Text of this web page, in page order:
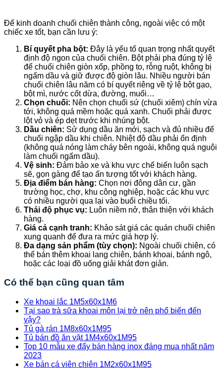
Để kinh doanh chuối chiên thành công, ngoài việc có một
chiếc xe tốt, bạn cần lưu ý:
Bí quyết pha bột: Đây là yếu tố quan trọng nhất quyết
định độ ngon của chuối chiên. Bột phải pha đúng tỷ lệ
để chuối chiên giòn xốp, phồng to, rỗng ruột, không bị
ngấm dầu và giữ được độ giòn lâu. Nhiều người bán
chuối chiên lâu năm có bí quyết riêng về tỷ lệ bột gạo,
bột mì, nước cốt dừa, đường, muối…
Chọn chuối: Nên chọn chuối sứ (chuối xiêm) chín vừa
tới, không quá mềm hoặc quá xanh. Chuối phải được
lột vỏ và ép dẹt trước khi nhúng bột.
Dầu chiên: Sử dụng dầu ăn mới, sạch và đủ nhiều để
chuối ngập dầu khi chiên. Nhiệt độ dầu phải ổn định
(không quá nóng làm cháy bên ngoài, không quá nguội
làm chuối ngấm dầu).
Vệ sinh: Đảm bảo xe và khu vực chế biến luôn sạch
sẽ, gọn gàng để tạo ấn tượng tốt với khách hàng.
Địa điểm bán hàng: Chọn nơi đông dân cư, gần
trường học, chợ, khu công nghiệp, hoặc các khu vực
có nhiều người qua lại vào buổi chiều tối.
Thái độ phục vụ: Luôn niềm nở, thân thiện với khách
hàng.
Giá cả cạnh tranh: Khảo sát giá các quán chuối chiên
xung quanh để đưa ra mức giá hợp lý.
Đa dạng sản phẩm (tùy chọn): Ngoài chuối chiên, có
thể bán thêm khoai lang chiên, bánh khoai, bánh ngô,
hoặc các loại đồ uống giải khát đơn giản.
Có thể bạn cũng quan tâm
Xe khoai lắc 1M5x60x1M6
Tại sao trà sữa khoai môn lại trở nên phổ biến đến
vậy?
Tủ gà rán 1M8x60x1M95
Tủ bán đồ ăn vặt 1M4x60x1M95
Top 10 mẫu xe đẩy bán hàng inox đáng mua nhất năm
2023
Xe bán cá viên chiên 1M2x60x1M95